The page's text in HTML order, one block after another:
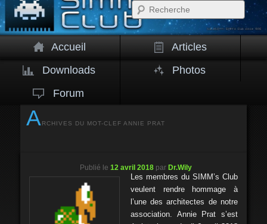
Accueil
Articles
Downloads
Photos
Forum
ARCHIVES DU MOT-CLEFANNIE PRAT
Publié le 12 avril 2018 par Dr.Wily
Les membres du SIMM’s Club
veulent rendre hommage à
l’une des architectes de notre
association. Annie Prat s’est